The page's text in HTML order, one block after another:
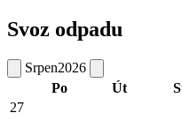
Svoz odpadu
Srpen2026
Po
Út
27